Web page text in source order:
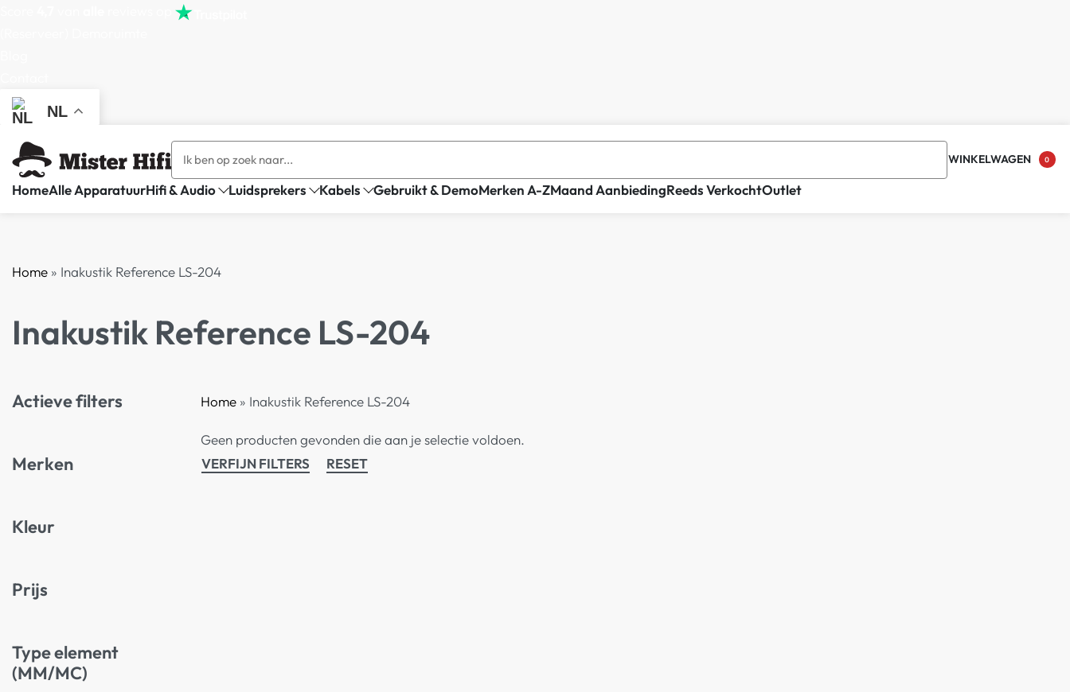
NL
WINKELWAGEN 0
HomeAlle ApparatuurHifi & Audio Luidsprekers Kabels Gebruikt & DemoMerken A-ZMaand AanbiedingReeds VerkochtOutlet
Home » Inakustik Reference LS-204
Inakustik Reference LS-204
Actieve filters
Merken
Kleur
Prijs
Type element
(MM/MC)
Home» Inakustik Reference LS-204
Geen producten gevonden die aan je selectie voldoen.
VERFIJN FILTERS
RESET